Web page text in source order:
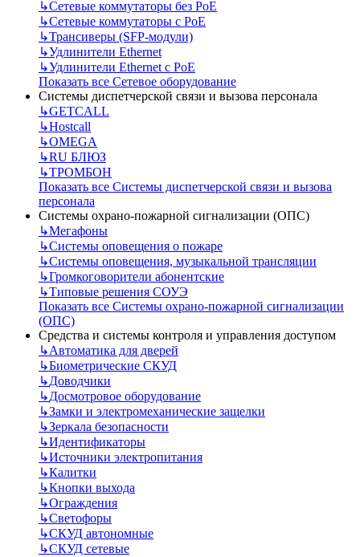
↳Сетевые коммутаторы без РоЕ
↳Сетевые коммутаторы с РоЕ
↳Трансиверы (SFP-модули)
↳Удлинители Ethernet
↳Удлинители Ethernet с PoE
Показать все Сетевое оборудование
Системы диспетчерской связи и вызова персонала
↳GETCALL
↳Hostcall
↳OMEGA
↳RU БЛЮЗ
↳ТРОМБОН
Показать все Системы диспетчерской связи и вызова
персонала
Системы охрано-пожарной сигнализации (ОПС)
↳Мегафоны
↳Системы оповещения о пожаре
↳Системы оповещения, музыкальной трансляции
↳Громкоговорители абонентские
↳Типовые решения СОУЭ
Показать все Системы охрано-пожарной сигнализации
(ОПС)
Средства и системы контроля и управления доступом
↳Автоматика для дверей
↳Биометрические СКУД
↳Доводчики
↳Досмотровое оборудование
↳Замки и электромеханические защелки
↳Зеркала безопасности
↳Идентификаторы
↳Источники электропитания
↳Калитки
↳Кнопки выхода
↳Ограждения
↳Светофоры
↳СКУД автономные
↳СКУД сетевые